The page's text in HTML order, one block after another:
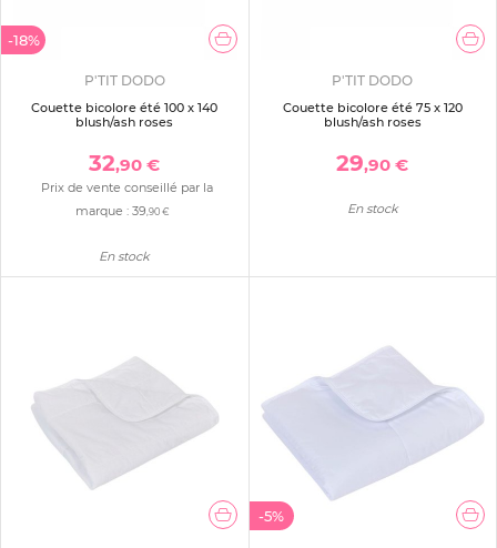
-18%
P'TIT DODO
Couette bicolore été 100 x 140
blush/ash roses
32,90 €
Prix de vente conseillé par la
marque : 39,90 €
En stock
P'TIT DODO
Couette bicolore été 75 x 120
blush/ash roses
29,90 €
En stock
-5%